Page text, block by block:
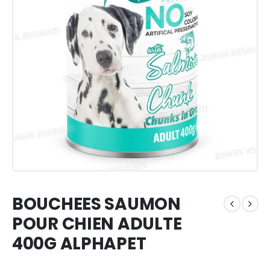
BOUCHEES SAUMON
POUR CHIEN ADULTE
400G ALPHAPET